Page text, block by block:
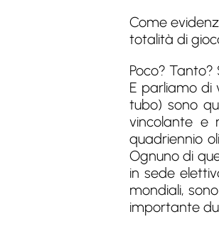
Come
totalità di
Poco?
E parliamo di
tubo) sono
vincolante e
quadriennio
Ognuno di
in sede
mondiali,
importante